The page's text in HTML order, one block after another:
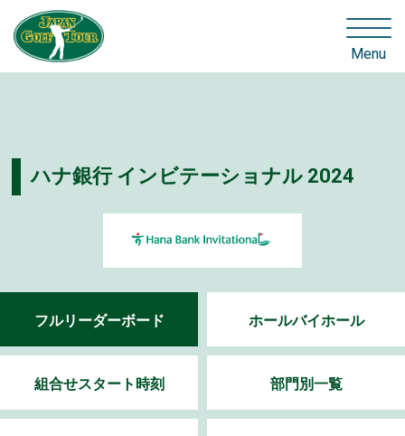
Menu
ハナ銀行 インビテーショナル 2024
フルリーダーボード ホールバイホール
組合せスタート時刻 部門別一覧